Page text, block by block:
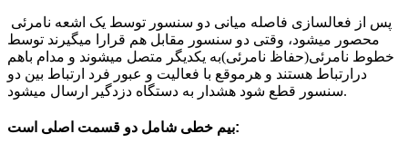
محصور میشود، وقتی دو سنسور مقابل هم قرارا میگیرند توسط
خطوط نامرئی(حفاظ نامرئی)به یکدیگر متصل میشوند و مدام باهم
درارتباط هستند و هرموقع با فعالیت و عبور فرد ارتباط بین دو
سنسور قطع شود هشدار به دستگاه دزدگیر ارسال میشود.
بیم خطی شامل دو قسمت اصلی است: